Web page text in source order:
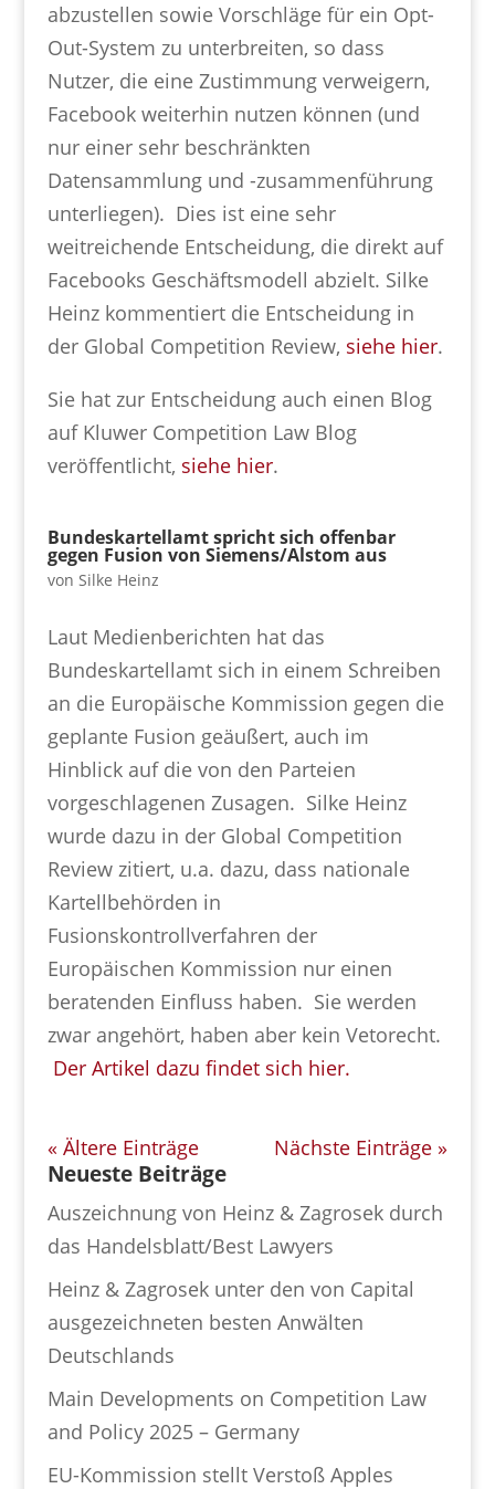
abzustellen sowie Vorschläge für ein Opt-
Out-System zu unterbreiten, so dass
Nutzer, die eine Zustimmung verweigern,
Facebook weiterhin nutzen können (und
nur einer sehr beschränkten
Datensammlung und -zusammenführung
unterliegen). Dies ist eine sehr
weitreichende Entscheidung, die direkt auf
Facebooks Geschäftsmodell abzielt. Silke
Heinz kommentiert die Entscheidung in
der Global Competition Review, siehe hier.
Sie hat zur Entscheidung auch einen Blog
auf Kluwer Competition Law Blog
veröffentlicht, siehe hier.
Bundeskartellamt spricht sich offenbar
gegen Fusion von Siemens/Alstom aus
von Silke Heinz
Laut Medienberichten hat das
Bundeskartellamt sich in einem Schreiben
an die Europäische Kommission gegen die
geplante Fusion geäußert, auch im
Hinblick auf die von den Parteien
vorgeschlagenen Zusagen. Silke Heinz
wurde dazu in der Global Competition
Review zitiert, u.a. dazu, dass nationale
Kartellbehörden in
Fusionskontrollverfahren der
Europäischen Kommission nur einen
beratenden Einfluss haben. Sie werden
zwar angehört, haben aber kein Vetorecht.
Der Artikel dazu findet sich hier.
« Ältere Einträge Nächste Einträge »
Neueste Beiträge
Auszeichnung von Heinz & Zagrosek durch
das Handelsblatt/Best Lawyers
Heinz & Zagrosek unter den von Capital
ausgezeichneten besten Anwälten
Deutschlands
Main Developments on Competition Law
and Policy 2025 – Germany
EU-Kommission stellt Verstoß Apples